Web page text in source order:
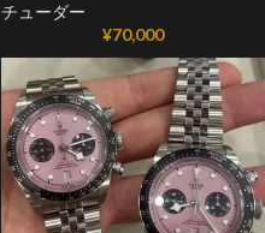
チューダー
¥70,000